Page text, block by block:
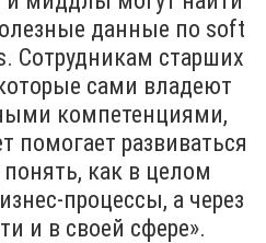
данные по soft
Сотрудникам старших
сами владеют
компетенциями,
помогает развиваться
как в целом
процессы, а через
и в своей сфере».